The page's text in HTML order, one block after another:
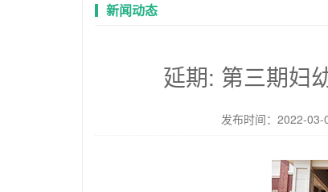
新闻动态
延期: 第三期妇
发布时间：2022-